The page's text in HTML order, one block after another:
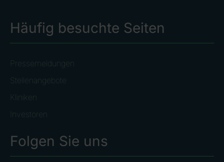
Häufig besuchte Seiten
Pressemeldungen
Stellenangebote
Kliniken
Investoren
Folgen Sie uns